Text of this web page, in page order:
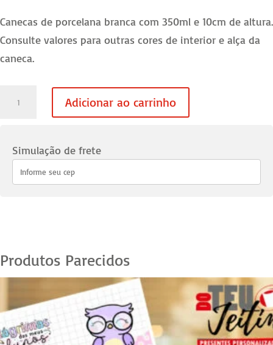
Canecas de porcelana branca com 350ml e 10cm de altura.
Consulte valores para outras cores de interior e alça da
caneca.
Estilo
Adicionar ao carrinho
Simulação de frete
Produtos Parecidos